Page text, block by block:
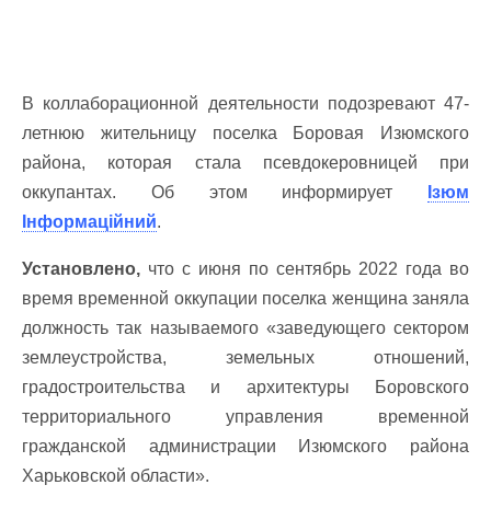
В коллаборационной деятельности подозревают 47-
летнюю жительницу поселка Боровая Изюмского
района, которая стала псевдокеровницей при
оккупантах. Об этом информирует
Ізюм
Інформаційний.
Установлено, что с июня по сентябрь 2022 года во
время временной оккупации поселка женщина заняла
должность так называемого «заведующего сектором
землеустройства, земельных отношений,
градостроительства и архитектуры Боровского
территориального управления временной
гражданской администрации Изюмского района
Харьковской области».